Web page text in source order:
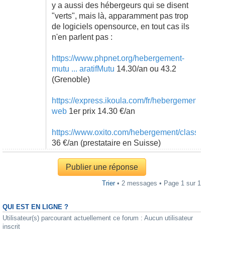
y a aussi des hébergeurs qui se disent
"verts", mais là, apparamment pas trop
de logiciels opensource, en tout cas ils
n'en parlent pas :
https://www.phpnet.org/hebergement-
mutu ... aratifMutu 14.30/an ou 43.2
(Grenoble)
https://express.ikoula.com/fr/hebergement-
web1er prix 14.30 €/an
https://www.oxito.com/hebergement/classic/
36 €/an (prestataire en Suisse)
Publier une réponse
Trier• 2 messages • Page 1 sur 1
QUI EST EN LIGNE ?
Utilisateur(s) parcourant actuellement ce forum : Aucun utilisateur
inscrit